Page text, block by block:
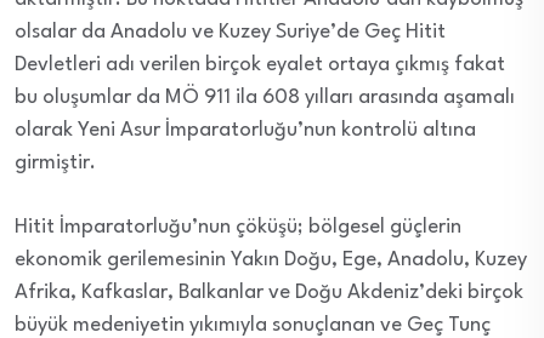
olsalar da Anadolu ve Kuzey Suriye’de Geç Hitit
Devletleri adı verilen birçok eyalet ortaya çıkmış fakat
bu oluşumlar da MÖ 911 ila 608 yılları arasında aşamalı
olarak Yeni Asur İmparatorluğu’nun kontrolü altına
girmiştir.
Hitit İmparatorluğu’nun çöküşü; bölgesel güçlerin
ekonomik gerilemesinin Yakın Doğu, Ege, Anadolu, Kuzey
Afrika, Kafkaslar, Balkanlar ve Doğu Akdeniz’deki birçok
büyük medeniyetin yıkımıyla sonuçlanan ve Geç Tunç